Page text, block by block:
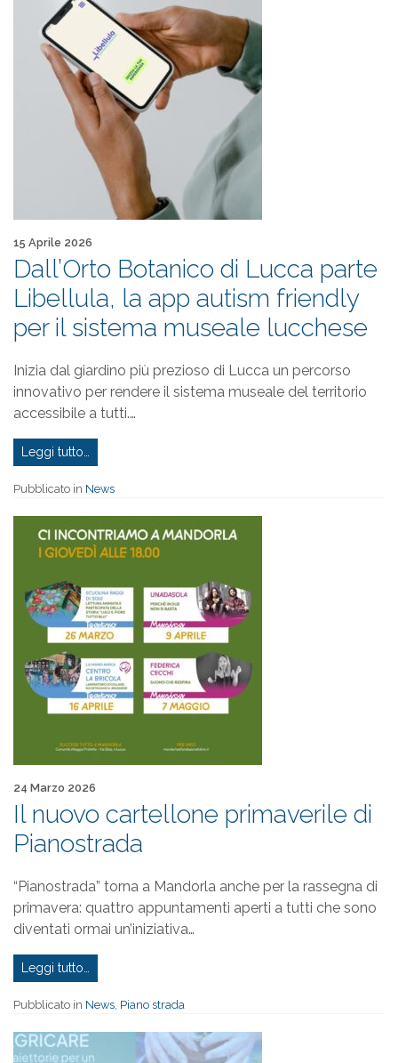
Pubblicato il
15 Aprile 2026
Dall’Orto Botanico di Lucca parte
Libellula, la app autism friendly
per il sistema museale lucchese
Inizia dal giardino più prezioso di Lucca un percorso
innovativo per rendere il sistema museale del territorio
accessibile a tutti.…
Leggi tutto…
Pubblicato in News
Pubblicato il
24 Marzo 2026
Il nuovo cartellone primaverile di
Pianostrada
“Pianostrada” torna a Mandorla anche per la rassegna di
primavera: quattro appuntamenti aperti a tutti che sono
diventati ormai un’iniziativa…
Leggi tutto…
Pubblicato in News, Piano strada